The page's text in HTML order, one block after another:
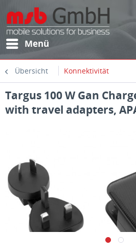
Menü
Übersicht Konnektivität
Targus 100 W Gan
with travel adapters,